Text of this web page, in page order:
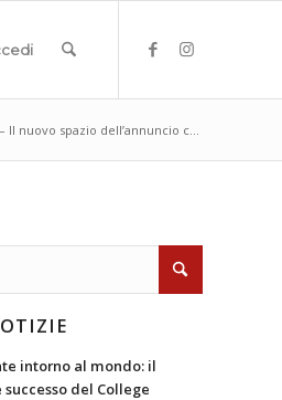
Il nuovo spazio dell’annuncio c...
intorno al mondo: il
successo del College